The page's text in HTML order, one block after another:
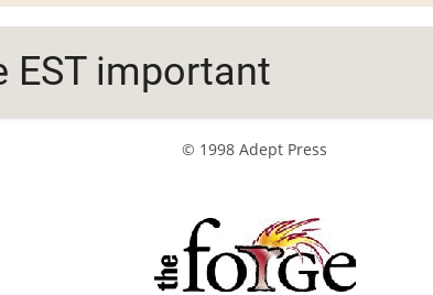
EST important
© 1998 Adept Press